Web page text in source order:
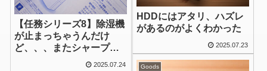
【任務シリーズ8】除湿機
が止まっちゃうんだけ
ど、、、またシャープも
2025.07.24
HDDにはアタリ、ハズレ
があるのがよくわかった
2025.07.23
Goods